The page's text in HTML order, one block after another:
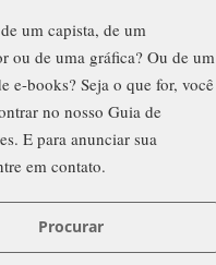
um capista, de um
ou de uma gráfica? Ou de um
e-books? Seja o que for, você
no nosso Guia de
E para anunciar sua
em contato.
Procurar